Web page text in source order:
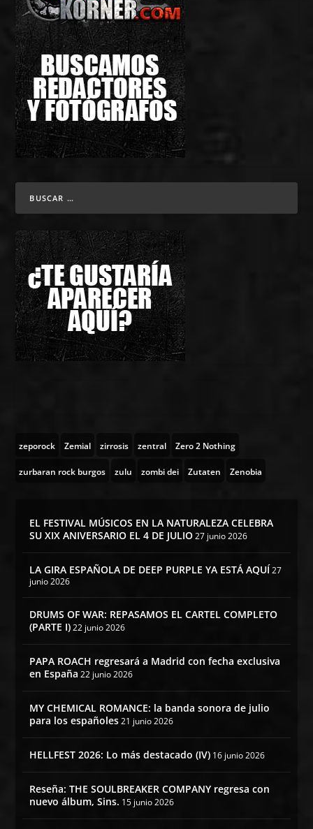
zeporock Zemial zirrosis zentral Zero 2 Nothing
zurbaran rock burgos zulu zombi dei Zutaten Zenobia
EL FESTIVAL MÚSICOS EN LA NATURALEZA CELEBRA
SU XIX ANIVERSARIO EL 4 DE JULIO 27 junio 2026
LA GIRA ESPAÑOLA DE DEEP PURPLE YA ESTÁ AQUÍ27
junio 2026
DRUMS OF WAR: REPASAMOS EL CARTEL COMPLETO
(PARTE I) 22 junio 2026
PAPA ROACH regresará a Madrid con fecha exclusiva
en España 22 junio 2026
MY CHEMICAL ROMANCE: la banda sonora de julio
para los españoles 21 junio 2026
HELLFEST 2026: Lo más destacado (IV) 16 junio 2026
Reseña: THE SOULBREAKER COMPANY regresa con
nuevo álbum, Sins. 15 junio 2026